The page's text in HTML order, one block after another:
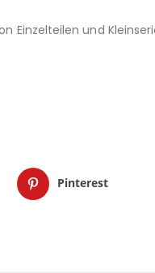
Einzelteilen und
Pinterest